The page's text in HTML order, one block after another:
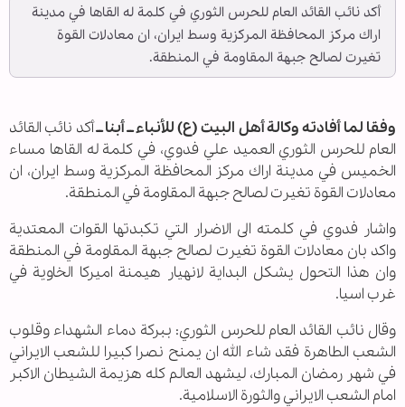
أكد نائب القائد العام للحرس الثوري في كلمة له القاها في مدينة
اراك مركز المحافظة المركزية وسط ايران، ان معادلات القوة
تغيرت لصالح جبهة المقاومة في المنطقة.
وفقا لما أفادته وكالة أهل البيت (ع) للأنباء ــ أبنا ــأكد نائب القائد
العام للحرس الثوري العميد علي فدوي، في كلمة له القاها مساء
الخميس في مدينة اراك مركز المحافظة المركزية وسط ايران، ان
معادلات القوة تغيرت لصالح جبهة المقاومة في المنطقة.
واشار فدوي في كلمته الى الاضرار التي تكبدتها القوات المعتدية
واكد بان معادلات القوة تغيرت لصالح جبهة المقاومة في المنطقة
وان هذا التحول يشكل البداية لانهيار هيمنة اميركا الخاوية في
غرب اسيا.
وقال نائب القائد العام للحرس الثوري: ببركة دماء الشهداء وقلوب
الشعب الطاهرة فقد شاء الله ان يمنح نصرا كبيرا للشعب الايراني
في شهر رمضان المبارك، ليشهد العالم كله هزيمة الشيطان الاكبر
امام الشعب الايراني والثورة الاسلامية.